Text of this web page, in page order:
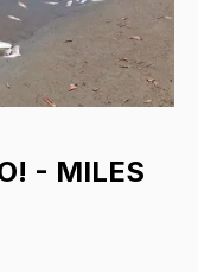
- MILES